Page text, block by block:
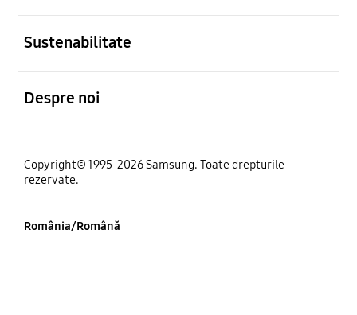
Sustenabilitate
Despre noi
Copyright© 1995-2026 Samsung. Toate drepturile
rezervate.
România/Română